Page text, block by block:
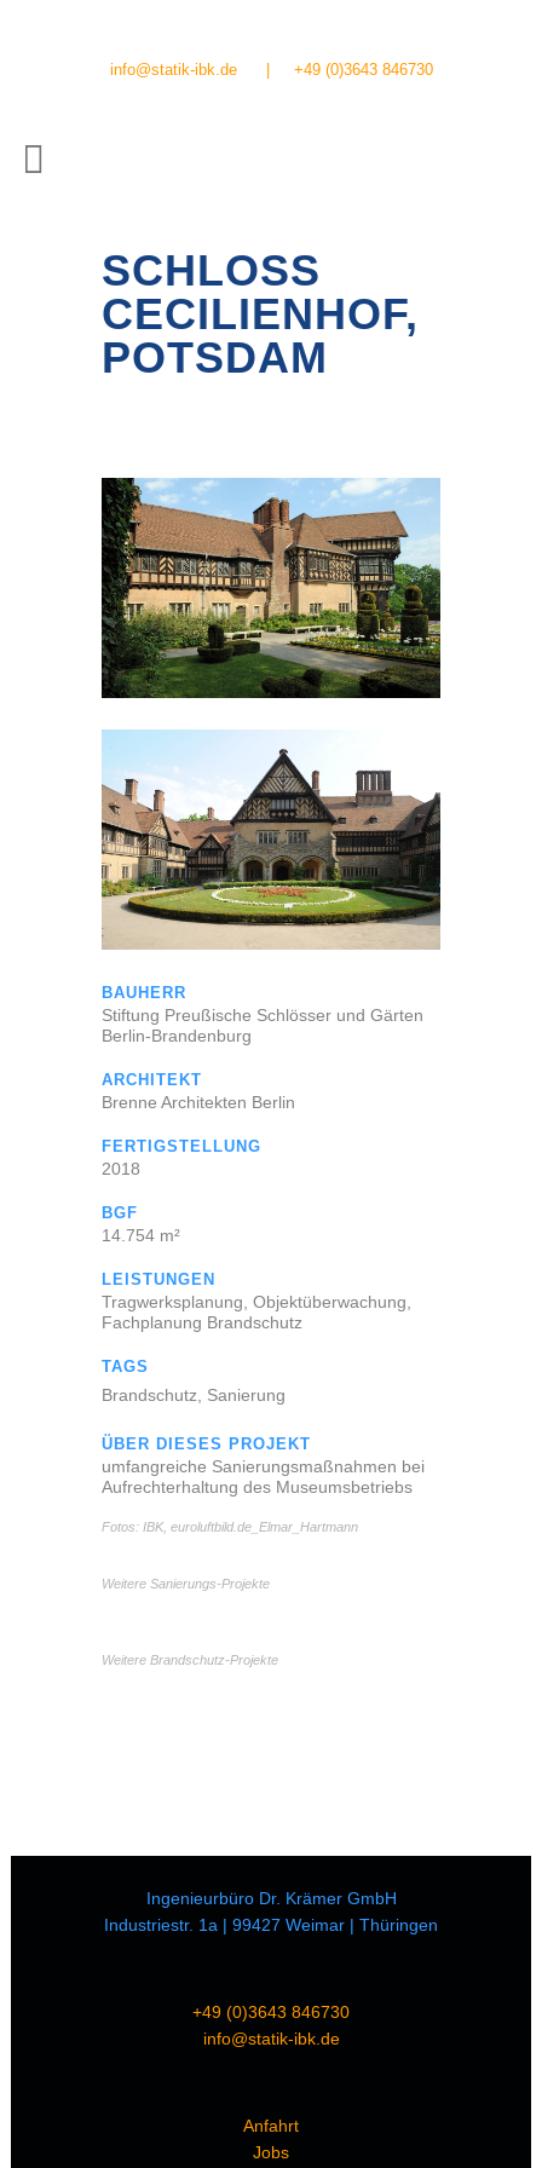
info@statik-ibk.de| +49 (0)3643 846730
SCHLOSS
CECILIENHOF,
POTSDAM
BAUHERR
Stiftung Preußische Schlösser und Gärten
Berlin-Brandenburg
ARCHITEKT
Brenne Architekten Berlin
FERTIGSTELLUNG
2018
BGF
14.754 m²
LEISTUNGEN
Tragwerksplanung, Objektüberwachung,
Fachplanung Brandschutz
TAGS
Brandschutz, Sanierung
ÜBER DIESES PROJEKT
umfangreiche Sanierungsmaßnahmen bei
Aufrechterhaltung des Museumsbetriebs
Fotos: IBK, euroluftbild.de_Elmar_Hartmann
Weitere Sanierungs-Projekte
Weitere Brandschutz-Projekte
Ingenieurbüro Dr. Krämer GmbH
Industriestr. 1a | 99427 Weimar | Thüringen
+49 (0)3643 846730
info@statik-ibk.de
Anfahrt
Jobs